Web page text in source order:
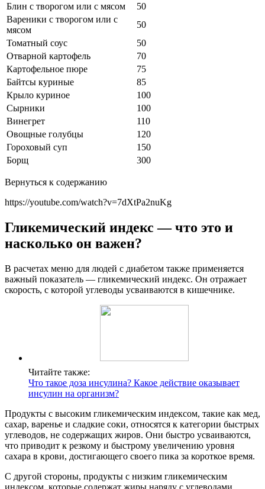
Блин с творогом или с мясом
50
Вареники с творогом или с
мясом
50
Томатный соус
50
Отварной картофель
70
Картофельное пюре
75
Байтсы куриные
85
Крыло куриное
100
Сырники
100
Винегрет
110
Овощные голубцы
120
Гороховый суп
150
Борщ
300
Вернуться к содержанию
https://youtube.com/watch?v=7dXtPa2nuKg
Гликемический индекс — что это и
насколько он важен?
В расчетах меню для людей с диабетом также применяется
важный показатель — гликемический индекс. Он отражает
скорость, с которой углеводы усваиваются в кишечнике.
Читайте также:
Что такое доза инсулина? Какое действие оказывает
инсулин на организм?
Продукты с высоким гликемическим индексом, такие как мед,
сахар, варенье и сладкие соки, относятся к категории быстрых
углеводов, не содержащих жиров. Они быстро усваиваются,
что приводит к резкому и быстрому увеличению уровня
сахара в крови, достигающего своего пика за короткое время.
С другой стороны, продукты с низким гликемическим
индексом, которые содержат жиры наряду с углеводами,